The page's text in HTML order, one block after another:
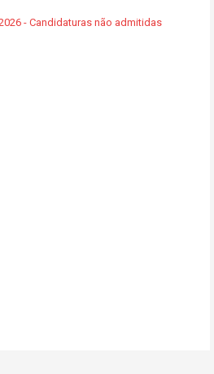
- Candidaturas não admitidas